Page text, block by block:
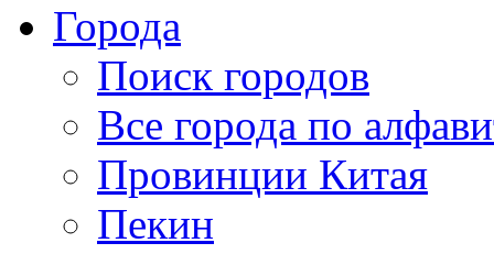
Города
Поиск городов
Все города по
Провинции Китая
Пекин